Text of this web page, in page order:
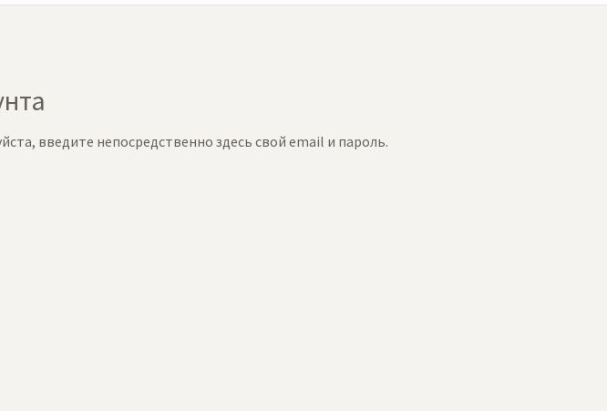
введите непосредственно здесь свой email и пароль.